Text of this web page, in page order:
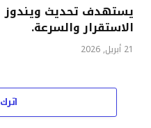
الاستقرار والسرعة.
21 أبريل, 2026